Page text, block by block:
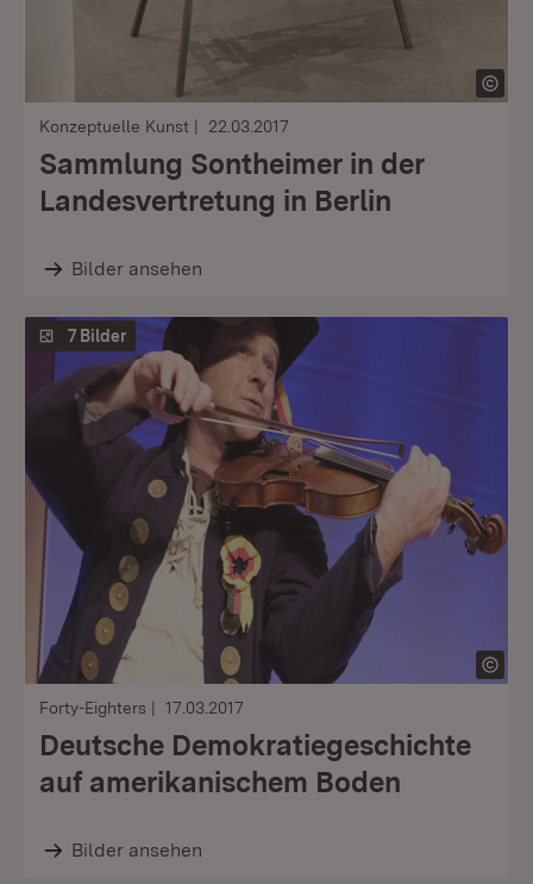
Konzeptuelle Kunst 22.03.2017
Sammlung Sontheimer in der
Landesvertretung in Berlin
Bilder ansehen
7 Bilder
Forty-Eighters 17.03.2017
Deutsche Demokratiegeschichte
auf amerikanischem Boden
Bilder ansehen